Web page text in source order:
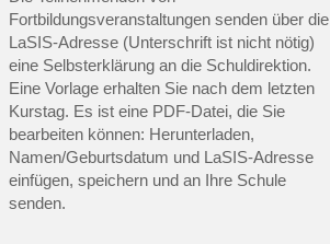
Fortbildungsveranstaltungen senden über die
LaSIS-Adresse (Unterschrift ist nicht nötig)
eine Selbsterklärung an die Schuldirektion.
Eine Vorlage erhalten Sie nach dem letzten
Kurstag. Es ist eine PDF-Datei, die Sie
bearbeiten können: Herunterladen,
Namen/Geburtsdatum und LaSIS-Adresse
einfügen, speichern und an Ihre Schule
senden.